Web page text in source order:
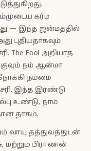
கர்ம
— இந்த ஜன்மத்தில்
புதியதாகவும்
The Fool அறியாத
நம் ஆன்மா
நம்மை
இந்த இரண்டு
உண்டு, நாம்
தாகம்.
வாயு தத்துவத்துடன்
மற்றும் பிராணன்